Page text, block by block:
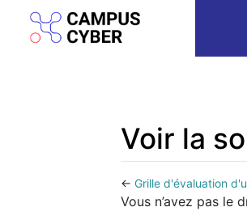
Voir la
← Grille d'évaluation
Aller à :navigation,
Vous n’avez pas le